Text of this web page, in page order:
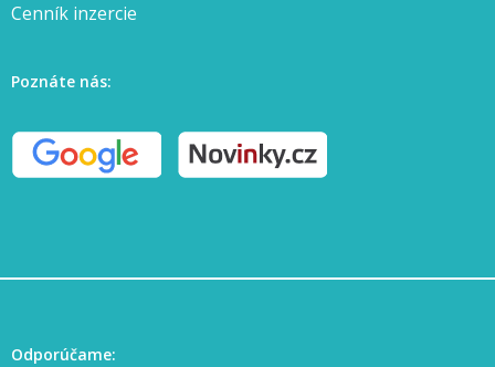
Cenník inzercie
Poznáte nás:
Odporúčame: